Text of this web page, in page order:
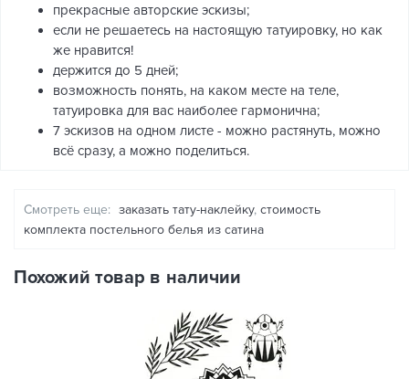
прекрасные авторские эскизы;
если не решаетесь на настоящую татуировку, но как
же нравится!
держится до 5 дней;
возможность понять, на каком месте на теле,
татуировка для вас наиболее гармонична;
7 эскизов на одном листе - можно растянуть, можно
всё сразу, а можно поделиться.
Смотреть еще: заказать тату-наклейку, стоимость
комплекта постельного белья из сатина
Похожий товар в наличии